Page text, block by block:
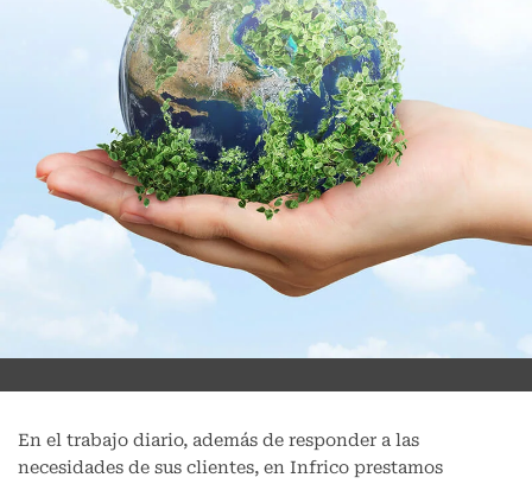
En el trabajo diario, además de responder a las
necesidades de sus clientes, en Infrico prestamos